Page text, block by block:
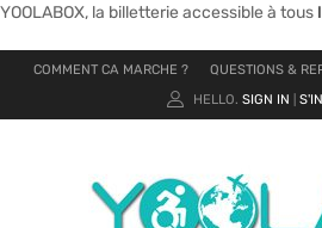
YOOLABOX, la billetterie accessible à tous
COMMENT CA MARCHE ? QUESTIONS &
HELLO. SIGN IN